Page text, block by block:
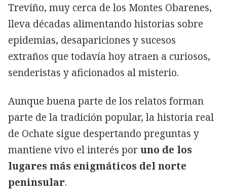
Treviño, muy cerca de los Montes Obarenes,
lleva décadas alimentando historias sobre
epidemias, desapariciones y sucesos
extraños que todavía hoy atraen a curiosos,
senderistas y aficionados al misterio.
Aunque buena parte de los relatos forman
parte de la tradición popular, la historia real
de Ochate sigue despertando preguntas y
mantiene vivo el interés poruno de los
lugares más enigmáticos del norte
peninsular.